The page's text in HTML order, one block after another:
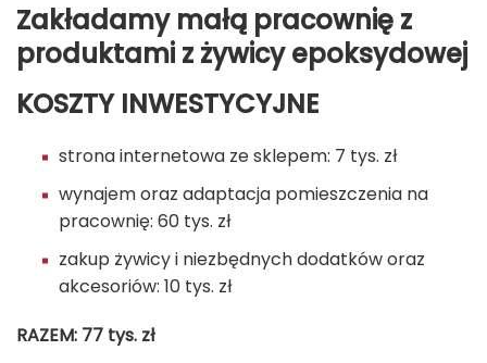
Zakładamy małą pracownię z
produktami z żywicy epoksydowej
KOSZTY INWESTYCYJNE
strona internetowa ze sklepem: 7 tys. zł
wynajem oraz adaptacja pomieszczenia na
pracownię: 60 tys. zł
zakup żywicy i niezbędnych dodatków oraz
akcesoriów: 10 tys. zł
RAZEM: 77 tys. zł